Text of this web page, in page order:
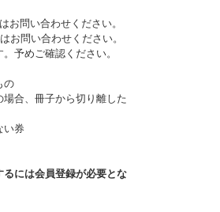
お問い合わせください。
お問い合わせください。
予めご確認ください。
の
場合、冊子から切り離した
い券
には会員登録が必要とな